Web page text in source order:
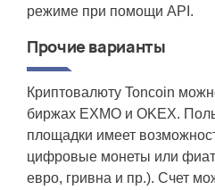
режиме при помощи API.
Прочие варианты
Криптовалюту Toncoin
биржах EXMO и OKEX.
площадки имеет
цифровые монеты или
евро, гривна и пр.). Счет